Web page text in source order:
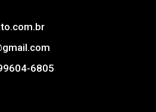
6805